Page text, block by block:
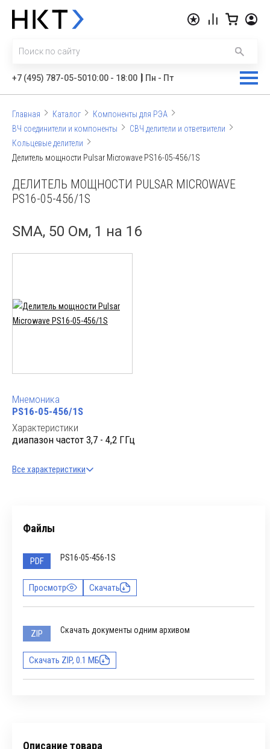
+7 (495) 787-05-5010:00 - 18:00 Пн - Пт
Главная Каталог
Компоненты для РЭА
ВЧ соединители и компоненты
СВЧ делители и ответвители
Кольцевые делители
Делитель мощности Pulsar Microwave PS16-05-456/1S
ДЕЛИТЕЛЬ МОЩНОСТИ PULSAR MICROWAVE
PS16-05-456/1S
SMA, 50 Ом, 1 на 16
Мнемоника
PS16-05-456/1S
Характеристики
диапазон частот 3,7 - 4,2 ГГц
Все характеристики
Файлы
PDF PS16-05-456-1S
Просмотр Скачать
ZIP Скачать документы одним архивом
Скачать ZIP, 0.1 МБ
Описание товара